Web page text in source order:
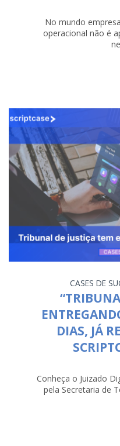
No mundo
operacional não é
CASES DE
DIAS, JÁ
Conheça o Juizado
pela Secretaria de